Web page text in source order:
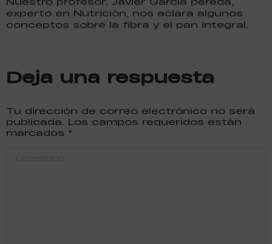
experto en Nutrición, nos aclara algunos
conceptos sobre la fibra y el pan integral.
Deja una respuesta
Tu dirección de correo electrónico no será
publicada. Los campos requeridos están
marcados *